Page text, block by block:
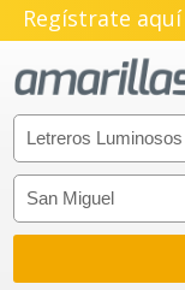
Regístrate